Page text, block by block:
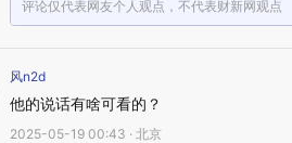
评论仅代表网友个人观点，不代表财新网观点
风n2d
他的说话有啥可看的？
2025-05-19 00:43 · 北京